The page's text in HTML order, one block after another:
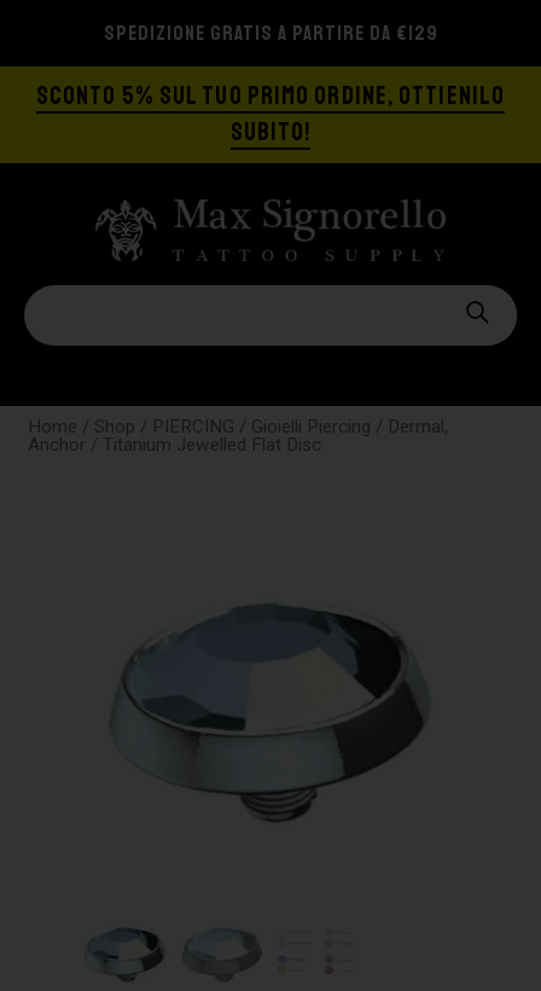
SPEDIZIONE GRATIS A PARTIRE DA €129
SCONTO 5% SUL TUO PRIMO ORDINE, OTTIENILO
SUBITO!
Home / Shop / PIERCING / Gioielli Piercing / Dermal,
Anchor / Titanium Jewelled Flat Disc